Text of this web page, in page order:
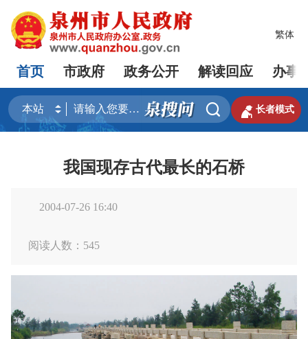
繁体
首页 市政府 政务公开 解读回应 办事
  长者模式
我国现存古代最长的石桥
2004-07-26 16:40
阅读人数： 545